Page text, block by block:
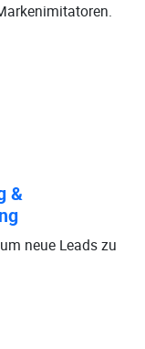
&
neue Leads zu